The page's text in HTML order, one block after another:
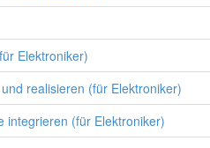
Elektroniker)
realisieren (für Elektroniker)
integrieren (für Elektroniker)